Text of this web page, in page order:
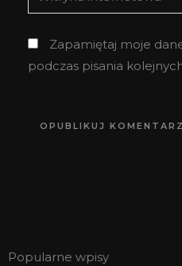
internetowa
Zapamiętaj moje
podczas pisania
Popularne wpisy